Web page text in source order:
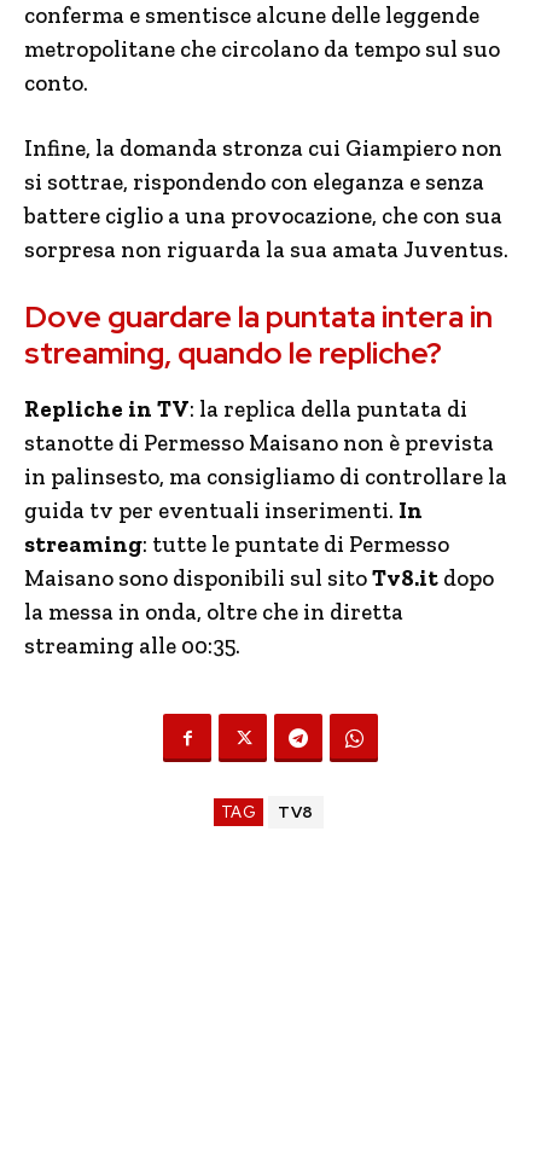
conferma e smentisce alcune delle leggende
metropolitane che circolano da tempo sul suo
conto.
Infine, la domanda stronza cui Giampiero non
si sottrae, rispondendo con eleganza e senza
battere ciglio a una provocazione, che con sua
sorpresa non riguarda la sua amata Juventus.
Dove guardare la puntata intera in
streaming, quando le repliche?
Repliche in TV: la replica della puntata di
stanotte di Permesso Maisano non è prevista
in palinsesto, ma consigliamo di controllare la
guida tv per eventuali inserimenti. In
streaming: tutte le puntate di Permesso
Maisano sono disponibili sul sitoTv8.it dopo
la messa in onda, oltre che in diretta
streaming alle 00:35.
TAG TV8